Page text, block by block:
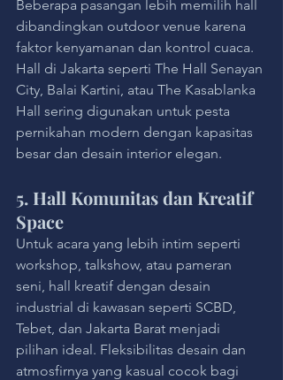
Beberapa pasangan lebih memilih hall
dibandingkan outdoor venue karena
faktor kenyamanan dan kontrol cuaca.
Hall di Jakarta seperti The Hall Senayan
City, Balai Kartini, atau The Kasablanka
Hall sering digunakan untuk pesta
pernikahan modern dengan kapasitas
besar dan desain interior elegan.
5. Hall Komunitas dan Kreatif
Space
Untuk acara yang lebih intim seperti
workshop, talkshow, atau pameran
seni, hall kreatif dengan desain
industrial di kawasan seperti SCBD,
Tebet, dan Jakarta Barat menjadi
pilihan ideal. Fleksibilitas desain dan
atmosfirnya yang kasual cocok bagi